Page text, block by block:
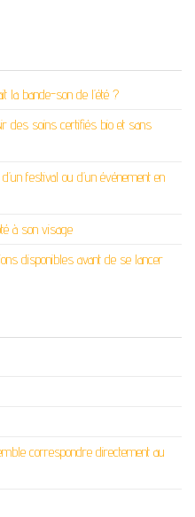
la bande-son de l’été ?
des soins certifiés bio et sans
festival ou d’un événement en
à son visage
disponibles avant de se lancer
correspondre directement au